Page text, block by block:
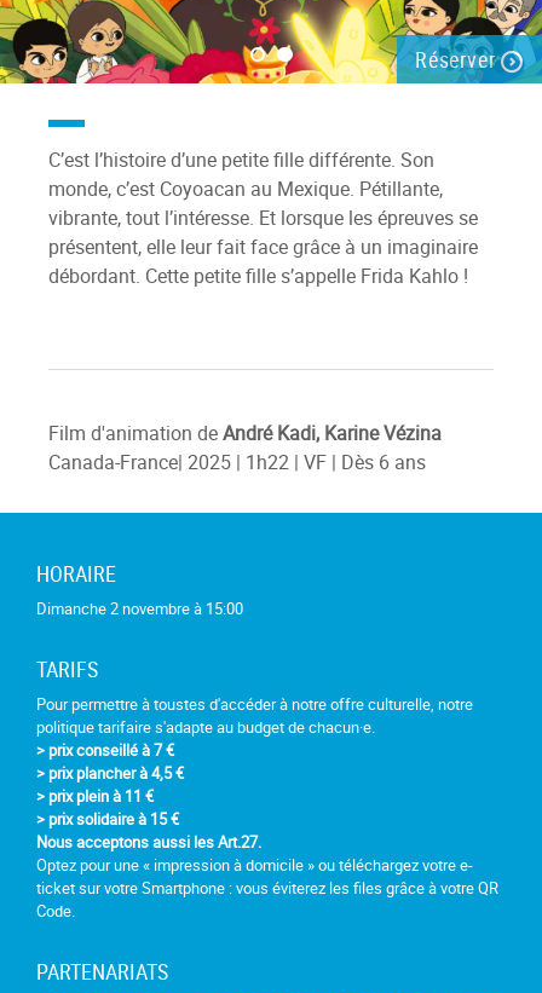
Réserver
C’est l’histoire d’une petite fille différente. Son
monde, c’est Coyoacan au Mexique. Pétillante,
vibrante, tout l’intéresse. Et lorsque les épreuves se
présentent, elle leur fait face grâce à un imaginaire
débordant. Cette petite fille s’appelle Frida Kahlo !
Film d'animation deAndré Kadi, Karine Vézina
Canada-France| 2025 | 1h22 | VF | Dès 6 ans
HORAIRE
Dimanche 2 novembre à 15:00
TARIFS
Pour permettre à toustes d'accéder à notre offre culturelle, notre
politique tarifaire s'adapte au budget de chacun·e.
> prix conseillé à 7 €
> prix plancher à 4,5 €
> prix plein à 11 €
> prix solidaire à 15 €
Nous acceptons aussi les Art.27.
Optez pour une « impression à domicile » ou téléchargez votre e-
ticket sur votre Smartphone : vous éviterez les files grâce à votre QR
Code.
PARTENARIATS